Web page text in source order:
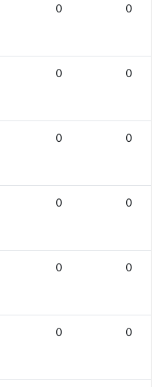
0 0
0 0
0 0
0 0
0 0
0 0